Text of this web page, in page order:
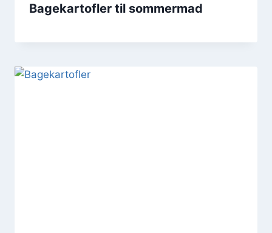
Bagekartofler til sommermad